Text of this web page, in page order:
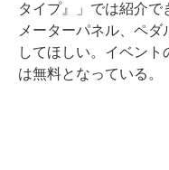
タイプ』」では紹介
メーターパネル、ペ
してほしい。イベン
は無料となっている。